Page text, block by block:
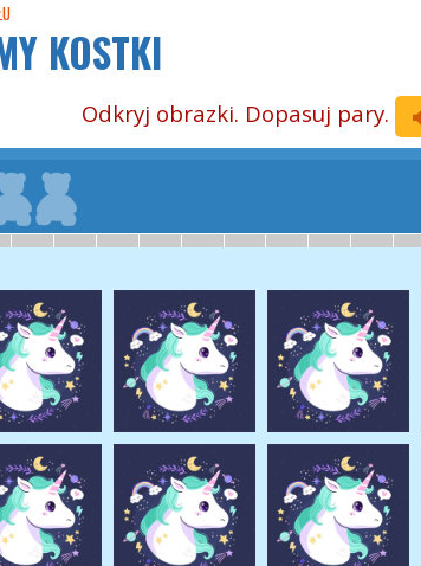
KOSTKI
Odkryj obrazki. Dopasuj pary.